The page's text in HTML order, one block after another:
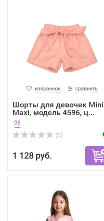
избранное сравнить
Шорты для девочек Mini
Maxi, модель 4596, ц...
98
(0)
1 128 руб.